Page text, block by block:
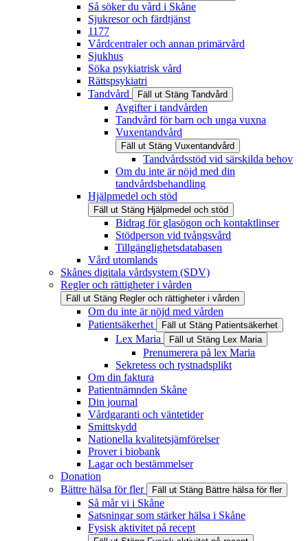
Så söker du vård i Skåne
Sjukresor och färdtjänst
1177
Vårdcentraler och annan primärvård
Sjukhus
Söka psykiatrisk vård
Rättspsykiatri
Tandvård
Fäll ut Stäng Tandvård
Avgifter i tandvården
Tandvård för barn och unga vuxna
Vuxentandvård
Fäll ut Stäng Vuxentandvård
Tandvårdsstöd vid särskilda behov
Om du inte är nöjd med din
tandvårdsbehandling
Hjälpmedel och stöd
Fäll ut Stäng Hjälpmedel och stöd
Bidrag för glasögon och kontaktlinser
Stödperson vid tvångsvård
Tillgänglighetsdatabasen
Vård utomlands
Skånes digitala vårdsystem (SDV)
Regler och rättigheter i vården
Fäll ut Stäng Regler och rättigheter i vården
Om du inte är nöjd med vården
Patientsäkerhet
Fäll ut Stäng Patientsäkerhet
Lex Maria Fäll ut Stäng Lex Maria
Prenumerera på lex Maria
Sekretess och tystnadsplikt
Om din faktura
Patientnämnden Skåne
Din journal
Vårdgaranti och väntetider
Smittskydd
Nationella kvalitetsjämförelser
Prover i biobank
Lagar och bestämmelser
Donation
Bättre hälsa för fler
Fäll ut Stäng Bättre hälsa för fler
Så mår vi i Skåne
Satsningar som stärker hälsa i Skåne
Fysisk aktivitet på recept